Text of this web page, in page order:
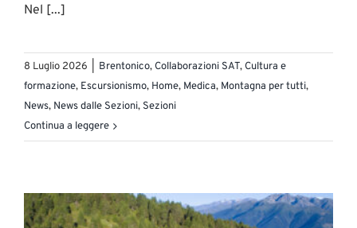
Nel [...]
8 Luglio 2026 Brentonico, Collaborazioni SAT, Cultura e
formazione, Escursionismo, Home, Medica, Montagna per tutti,
News, News dalle Sezioni, Sezioni
Continua a leggere